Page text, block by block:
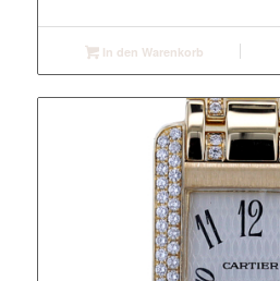
In den Warenkorb